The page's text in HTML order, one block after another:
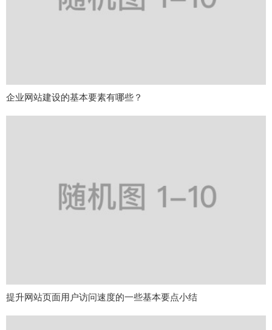
企业网站建设的基本要素有哪些？
提升网站页面用户访问速度的一些基本要点小结